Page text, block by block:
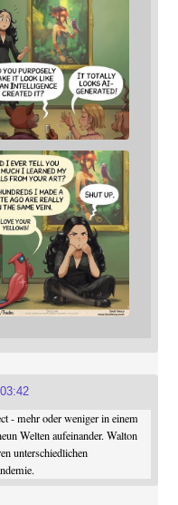
- mehr oder weniger in einem
Welten aufeinander. Walton
unterschiedlichen